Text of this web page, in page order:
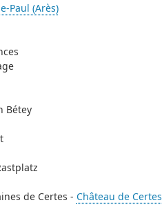
Paul (Arès)
Bétey
de Certes - Château de Certes